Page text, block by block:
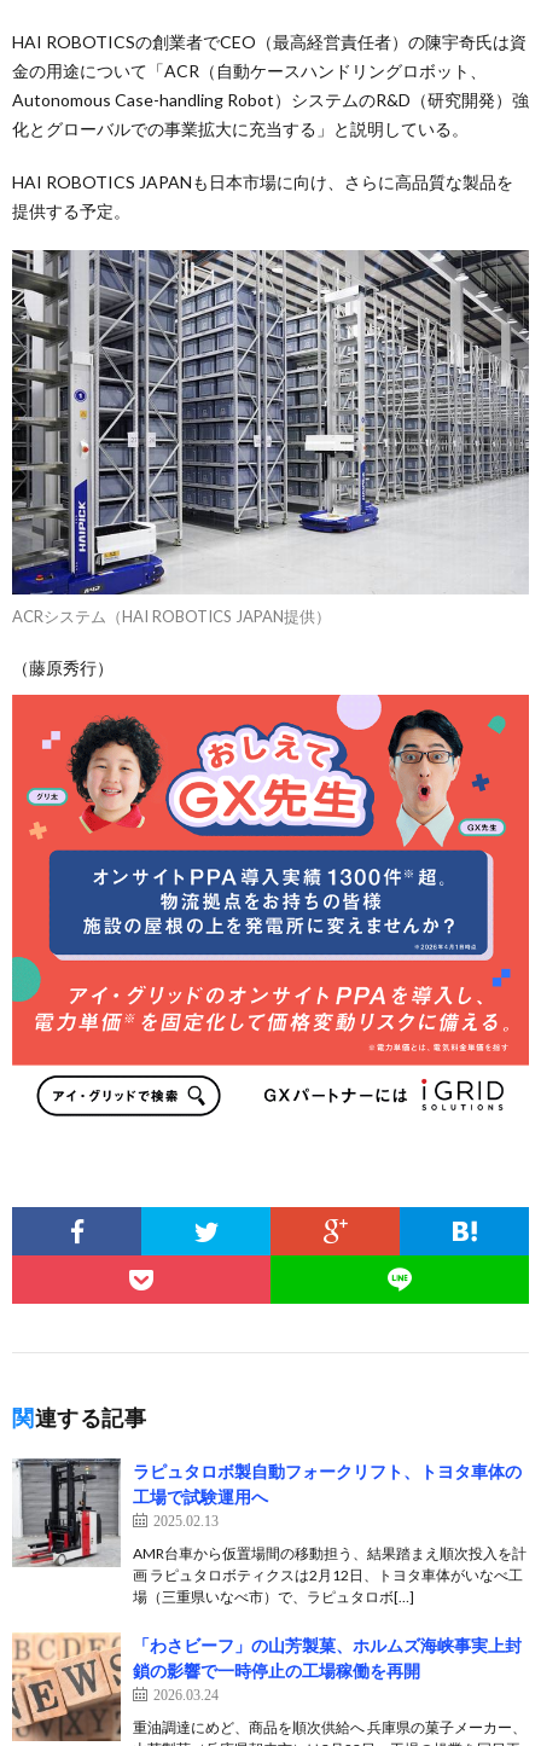
HAI ROBOTICSの創業者でCEO（最高経営責任者）の陳宇奇氏は資
金の用途について「ACR（自動ケースハンドリングロボット、
Autonomous Case-handling Robot）システムのR&D（研究開発）強
化とグローバルでの事業拡大に充当する」と説明している。
HAI ROBOTICS JAPANも日本市場に向け、さらに高品質な製品を
提供する予定。
ACRシステム（HAI ROBOTICS JAPAN提供）
（藤原秀行）
関連する記事
ラピュタロボ製自動フォークリフト、トヨタ車体の
工場で試験運用へ
2025.02.13
AMR台車から仮置場間の移動担う、結果踏まえ順次投入を計
画 ラピュタロボティクスは2月12日、トヨタ車体がいなべ工
場（三重県いなべ市）で、ラピュタロボ[…]
「わさビーフ」の山芳製菓、ホルムズ海峡事実上封
鎖の影響で一時停止の工場稼働を再開
2026.03.24
重油調達にめど、商品を順次供給へ 兵庫県の菓子メーカー、